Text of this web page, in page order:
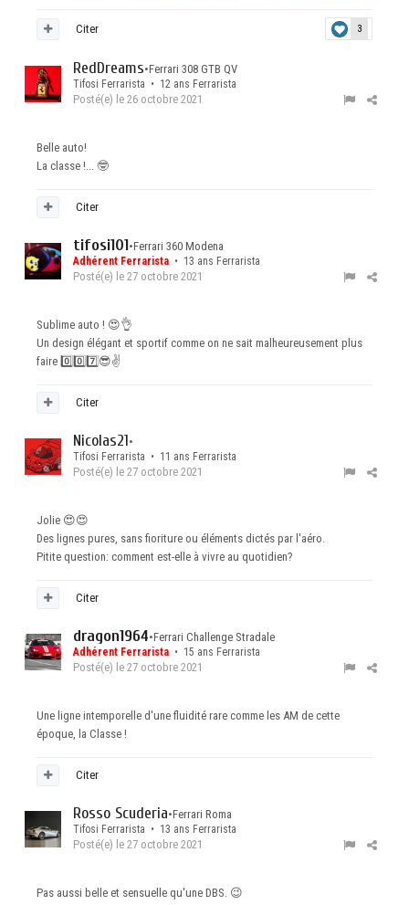
3
Citer
RedDreams•Ferrari 308 GTB QV
Tifosi Ferrarista • 12 ans Ferrarista
Posté(e) le 26 octobre 2021
Belle auto!
La classe !... 🤓
Citer
tifosi101•Ferrari 360 Modena
Adhérent Ferrarista • 13 ans Ferrarista
Posté(e) le 27 octobre 2021
Sublime auto ! 😍👌
Un design élégant et sportif comme on ne sait malheureusement plus
faire 0️⃣ 0️⃣ 7️⃣ 😎✌️
Citer
Nicolas21•
Tifosi Ferrarista • 11 ans Ferrarista
Posté(e) le 27 octobre 2021
Jolie 😍😍
Des lignes pures, sans fioriture ou éléments dictés par l'aéro.
Pitite question: comment est-elle à vivre au quotidien?
Citer
dragon1964•Ferrari Challenge Stradale
Adhérent Ferrarista • 15 ans Ferrarista
Posté(e) le 27 octobre 2021
Une ligne intemporelle d'une fluidité rare comme les AM de cette
époque, la Classe !
Citer
Rosso Scuderia•Ferrari Roma
Tifosi Ferrarista • 13 ans Ferrarista
Posté(e) le 27 octobre 2021
Pas aussi belle et sensuelle qu'une DBS. 😉